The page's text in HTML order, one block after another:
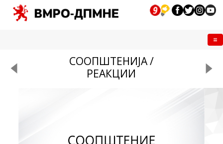
СООПШТЕНИЈА /
РЕАКЦИИ